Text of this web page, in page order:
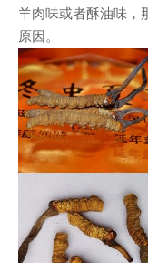
羊肉味或者酥油味，
原因。